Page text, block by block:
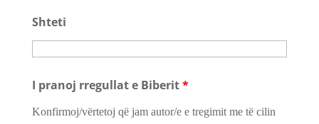
Shteti
I pranoj rregullat e Biberit*
Konfirmoj/vërtetoj që jam autor/e e tregimit me të cilin